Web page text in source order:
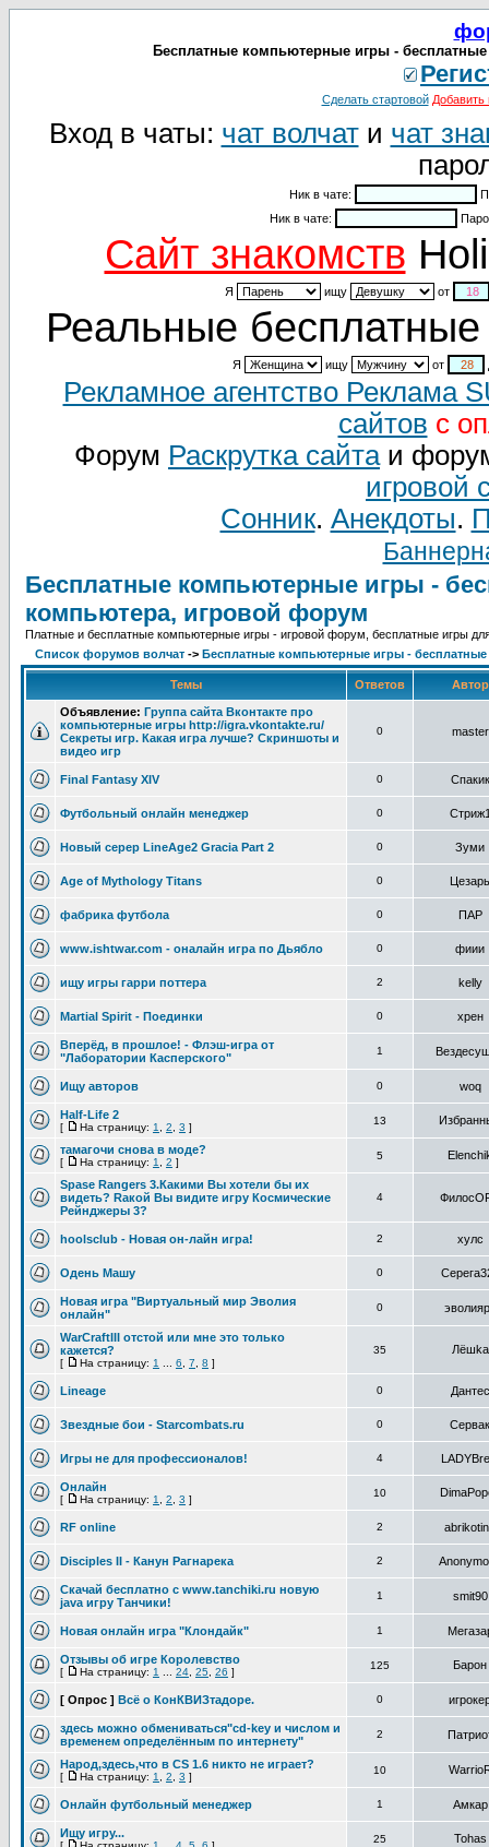
Бесплатные компьютерные игры -
Сделать стартовой Добавить
Вход в чаты: чат волчати чат
Ник в чате:
Ник в чате:
Cайт знакомств
Я ищу от
Реальные бесплатные
Я ищу от
Рекламное агентство Реклама
сайтов с
Форум Раскрутка сайтаи
игровой
Сонник. Анекдоты.
Бесплатные компьютерные игры -
компьютера, игровой форум
Платные и бесплатные компьютерные игры - игровой форум, бесплатные игры
Список форумов волчат -> Бесплатные компьютерные игры -
Темы Ответов
Объявление: Группа сайта Вконтакте про
компьютерные игры http://igra.vkontakte.ru/
Секреты игр. Какая игра лучше? Скриншоты и
видео игр
0 master
Final Fantasy XIV 0 Спакик
Футбольный онлайн менеджер 0
Новый серер LineAge2 Gracia Part 2 0 Зуми
Age of Mythology Titans 0 Цезарь
фабрика футбола 0 ПАР
www.ishtwar.com - оналайн игра по Дьябло 0 фиии
ищу игры гарри поттера 2 kelly
Martial Spirit - Поединки 0 хрен
Вперёд, в прошлое! - Флэш-игра от
"Лаборатории Касперского"
1
Ищу авторов 0 woq
Half-Life 2
[ На страницу: 1 2 3 ]
13
тамагочи снова в моде?
[ На страницу: 1 2 ]
5
Spase Rangers 3.Какими Вы хотели бы их
видеть? Rакой Вы видите игру Космические
Рейнджеры 3?
4
hoolsclub - Новая он-лайн игра! 2 хулс
Одень Машу 0
Новая игра "Виртуальный мир Эволия
онлайн"
0
WarCraftIII отстой или мне это только
кажется?
[ На страницу: 1 6 7 8 ]
35 Лёшkа
Lineage 0 Дантес
Звездные бои - Starcombats.ru 0 Сервак
Игры не для профессионалов! 4
Онлайн
[ На страницу: 1 2 3 ]
10
RF online 2
Disciples II - Канун Рагнарека 2
Скачай бесплатно с www.tanchiki.ru новую
java игру Танчики!
1 smit90
Новая онлайн игра "Клондайк" 1
Отзывы об игре Королевство
[ На страницу: 1 24 25 26 ]
125 Барон
[ Опрос ] Всё о КонКВИЗтадоре. 0
здесь можно обмениваться"cd-key и числом и
временем определённым по интернету"
2
Народ,здесь,что в CS 1.6 никто не играет?
[ На страницу: 1 2 3 ]
10
Онлайн футбольный менеджер 1 Амкар
Ищу игру... 25 Tohas